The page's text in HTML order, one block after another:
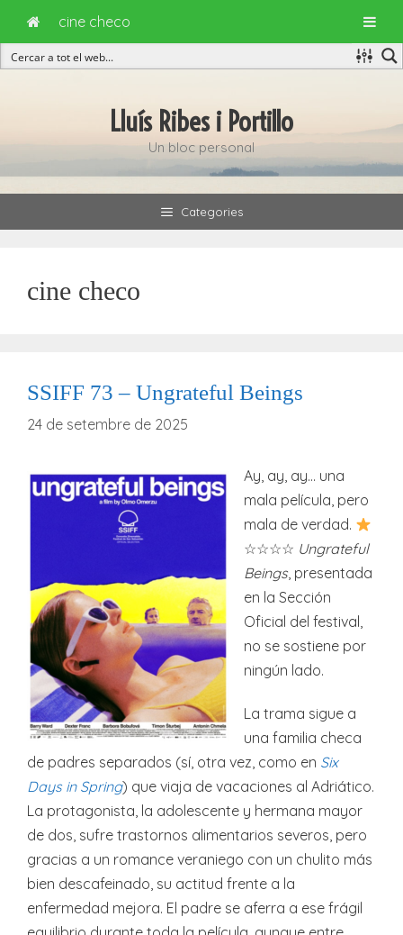
Lluís Ribes i Portillo
Un bloc personal
Categories
cine checo
SSIFF 73 – Ungrateful Beings
24 de setembre de 2025
Ay, ay, ay… una
mala película, pero
mala de verdad.
☆☆☆☆ Ungrateful
Beings, presentada
en la Sección
Oficial del festival,
no se sostiene por
ningún lado.
La trama sigue a
una familia checa
de padres separados (sí, otra vez, como en Six
Days in Spring) que viaja de vacaciones al Adriático.
La protagonista, la adolescente y hermana mayor
de dos, sufre trastornos alimentarios severos, pero
gracias a un romance veraniego con un chulito más
bien descafeinado, su actitud frente a la
enfermedad mejora. El padre se aferra a ese frágil
cine checo